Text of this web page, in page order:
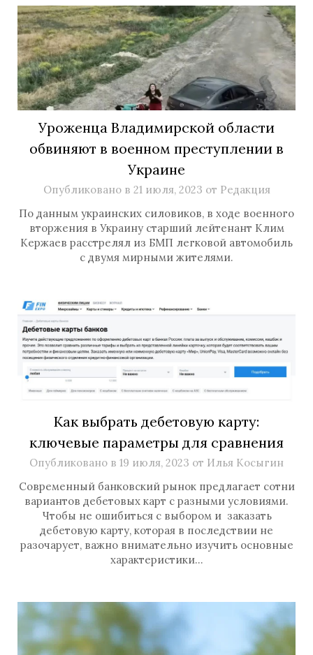
Уроженца Владимирской области
обвиняют в военном преступлении в
Украине
Опубликовано в 21 июля, 2023 от Редакция
По данным украинских силовиков, в ходе военного
вторжения в Украину старший лейтенант Клим
Кержаев расстрелял из БМП легковой автомобиль
с двумя мирными жителями.
Как выбрать дебетовую карту:
ключевые параметры для сравнения
Опубликовано в 19 июля, 2023 от Илья Косыгин
Современный банковский рынок предлагает сотни
вариантов дебетовых карт с разными условиями.
Чтобы не ошибиться с выбором и заказать
дебетовую карту, которая в последствии не
разочарует, важно внимательно изучить основные
характеристики…